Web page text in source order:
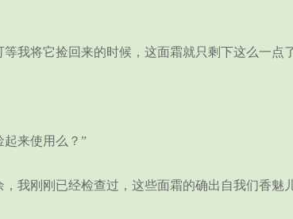
将它捡回来的时候，这面霜就只剩下这么一点了
来使用么？”
刚刚已经检查过，这些面霜的确出自我们香魅